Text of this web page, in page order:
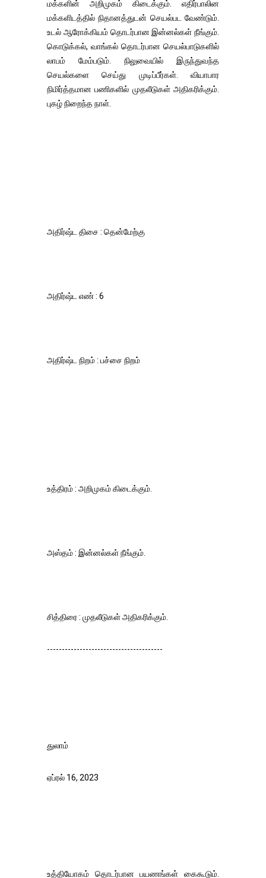
மக்களின் அறிமுகம் கிடைக்கும். எதிர்பாலின
மக்களிடத்தில் நிதானத்துடன் செயல்பட வேண்டும்.
உடல் ஆரோக்கியம் தொடர்பான இன்னல்கள் நீங்கும்.
கொடுக்கல், வாங்கல் தொடர்பான செயல்பாடுகளில்
லாபம் மேம்படும். நிலுவையில் இருந்துவந்த
செயல்களை செய்து முடிப்பீர்கள். வியாபார
நிமிர்த்தமான பணிகளில் முதலீடுகள் அதிகரிக்கும்.
புகழ் நிறைந்த நாள்.
அதிர்ஷ்ட திசை : தென்மேற்கு
அதிர்ஷ்ட எண் : 6
அதிர்ஷ்ட நிறம் : பச்சை நிறம்
உத்திரம் : அறிமுகம் கிடைக்கும்.
அஸ்தம் : இன்னல்கள் நீங்கும்.
சித்திரை : முதலீடுகள் அதிகரிக்கும்.
---------------------------------------
துலாம்
ஏப்ரல் 16, 2023
உத்தியோகம் தொடர்பான பயணங்கள் கைகூடும்.